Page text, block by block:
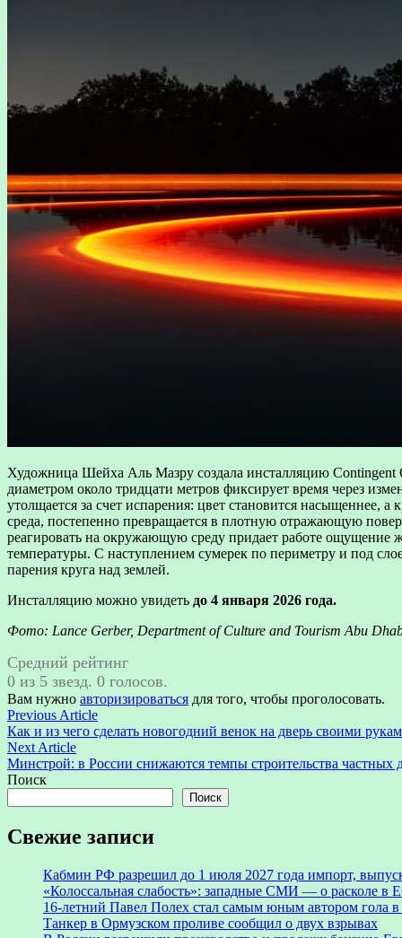
Художница Шейха Аль Мазру создала инсталляцию Contingent
диаметром около тридцати метров фиксирует время через
утолщается за счет испарения: цвет становится насыщеннее,
среда, постепенно превращается в плотную отражающую
реагировать на окружающую среду придает работе
температуры. С наступлением сумерек по периметру и под
парения круга над землей.
Инсталляцию можно увидеть до 4 января 2026 года.
Фото: Lance Gerber, Department of Culture and Tourism Abu
Средний рейтинг
0 из 5 звезд. 0 голосов.
Вам нужно авторизироваться для того, чтобы проголосовать.
Навигация
по
записям
Previous ArticlePrevious
article:
Как и из чего сделать новогодний венок на дверь своими
Next ArticleNext
article:
Минстрой: в России снижаются темпы строительства частных
Поиск
Поиск
Свежие записи
Кабмин РФ разрешил до 1 июля 2027 года импорт,
«Колоссальная слабость»: западные СМИ — о расколе в
16-летний Павел Полех стал самым юным автором гола в
Танкер в Ормузском проливе сообщил о двух взрывах